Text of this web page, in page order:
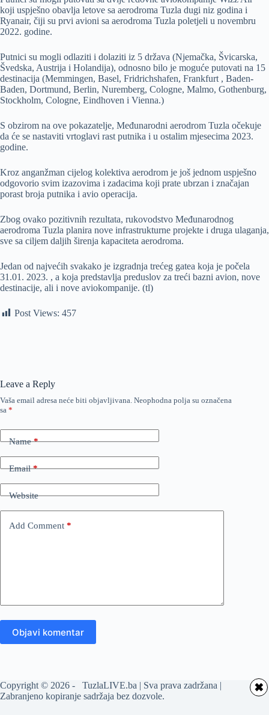
koji uspješno obavlja letove sa aerodroma Tuzla dugi niz godina i
Ryanair, čiji su prvi avioni sa aerodroma Tuzla poletjeli u novembru
2022. godine.
Putnici su mogli odlaziti i dolaziti iz 5 država (Njemačka, Švicarska,
Švedska, Austrija i Holandija), odnosno bilo je moguće putovati na 15
destinacija (Memmingen, Basel, Fridrichshafen, Frankfurt , Baden-
Baden, Dortmund, Berlin, Nuremberg, Cologne, Malmo, Gothenburg,
Stockholm, Cologne, Eindhoven i Vienna.)
S obzirom na ove pokazatelje, Međunarodni aerodrom Tuzla očekuje
da će se nastaviti vrtoglavi rast putnika i u ostalim mjesecima 2023.
godine.
Kroz anganžman cijelog kolektiva aerodrom je još jednom uspješno
odgovorio svim izazovima i zadacima koji prate ubrzan i značajan
porast broja putnika i avio operacija.
Zbog ovako pozitivnih rezultata, rukovodstvo Međunarodnog
aerodroma Tuzla planira nove infrastrukturne projekte i druga ulaganja,
sve sa ciljem daljih širenja kapaciteta aerodroma.
Jedan od najvećih svakako je izgradnja trećeg gatea koja je počela
31.01. 2023. , a koja predstavlja preduslov za treći bazni avion, nove
destinacije, ali i nove aviokompanije. (tl)
Post Views: 457
Leave a Reply
Vaša email adresa neće biti objavljivana. Neophodna polja su označena
sa *
Name*
Email*
Website
Add Comment *
Objavi komentar
Copyright © 2026 - TuzlaLIVE.ba | Sva prava zadržana |
Zabranjeno kopiranje sadržaja bez dozvole.
✖